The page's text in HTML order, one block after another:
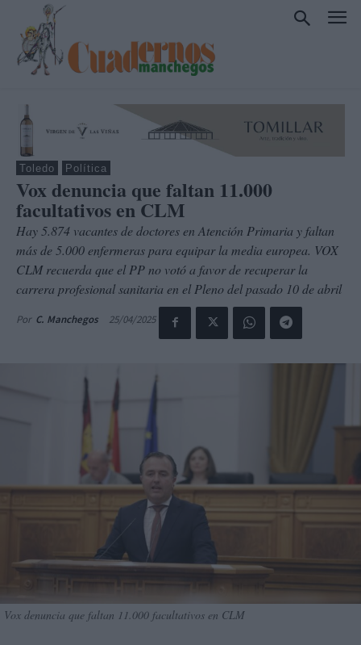
Toledo Política
Vox denuncia que faltan 11.000
facultativos en CLM
Hay 5.874 vacantes de doctores en Atención Primaria y faltan
más de 5.000 enfermeras para equipar la media europea. VOX
CLM recuerda que el PP no votó a favor de recuperar la
carrera profesional sanitaria en el Pleno del pasado 10 de abril
Por C. Manchegos 25/04/2025
Vox denuncia que faltan 11.000 facultativos en CLM